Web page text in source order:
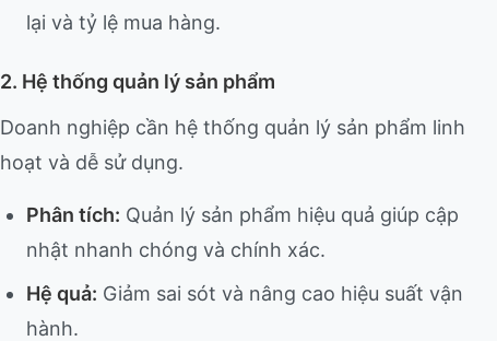
lại và tỷ lệ mua hàng.
2. Hệ thống quản lý sản phẩm
Doanh nghiệp cần hệ thống quản lý sản phẩm linh
hoạt và dễ sử dụng.
Phân tích: Quản lý sản phẩm hiệu quả giúp cập
nhật nhanh chóng và chính xác.
Hệ quả: Giảm sai sót và nâng cao hiệu suất vận
hành.